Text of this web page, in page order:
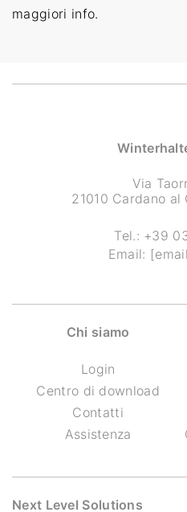
maggiori info.
Via
21010 Cardano
Tel.: +39
Email:
Chi siamo
Login
Centro di download
Contatti
Assistenza
Next Level Solutions